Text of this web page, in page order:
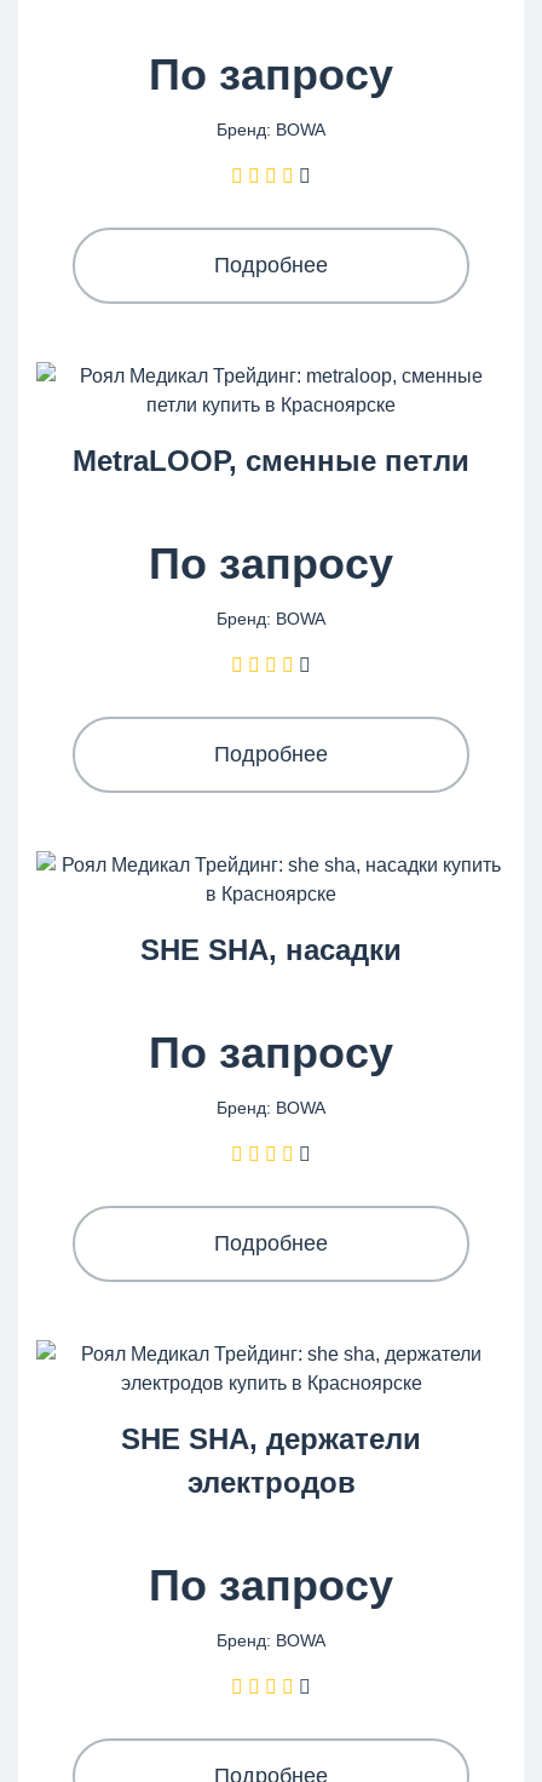
По запросу
Бренд: BOWA
Подробнее
MetraLOOP, сменные петли
По запросу
Бренд: BOWA
Подробнее
SHE SHA, насадки
По запросу
Бренд: BOWA
Подробнее
SHE SHA, держатели
электродов
По запросу
Бренд: BOWA
Подробнее